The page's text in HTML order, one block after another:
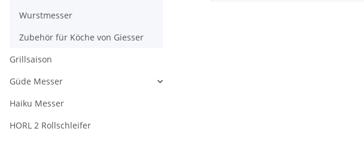
Wurstmesser
Zubehör für Köche von Giesser
Grillsaison
Güde Messer
Haiku Messer
HORL 2 Rollschleifer